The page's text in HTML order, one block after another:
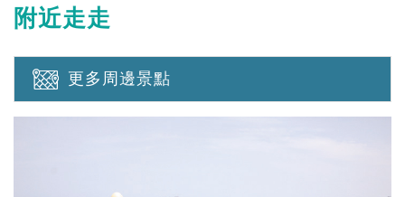
附近走走
更多周邊景點